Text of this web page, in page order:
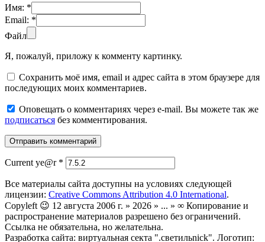
Имя: *
Email: *
Файл
Я, пожалуй, приложу к комменту картинку.
Сохранить моё имя, email и адрес сайта в этом браузере для
последующих моих комментариев.
Оповещать о комментариях через e-mail. Вы можете так же
подписаться без комментирования.
Current ye@r *
Все материалы сайта доступны на условиях следующей
лицензии: Creative Commons Attribution 4.0 International.
Copyleft 😉 12 августа 2006 г. » 2026 » ... » ∞ Копирование и
распространение материалов разрешено без ограничений.
Ссылка не обязательна, но желательна.
Разработка сайта: виртуальная секта ".светильnick". Логотип: